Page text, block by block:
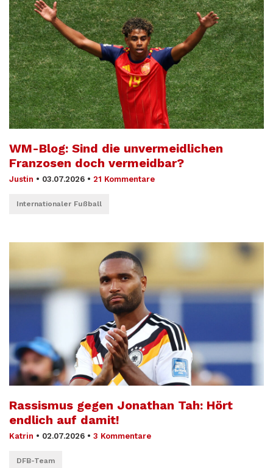
WM-Blog: Sind die unvermeidlichen
Franzosen doch vermeidbar?
Justin • 03.07.2026 • 21 Kommentare
Internationaler Fußball
Rassismus gegen Jonathan Tah: Hört
endlich auf damit!
Katrin • 02.07.2026 • 3 Kommentare
DFB-Team